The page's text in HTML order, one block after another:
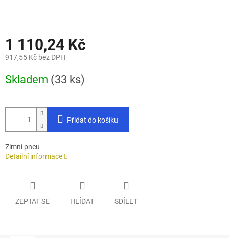
1 110,24 Kč
917,55 Kč bez DPH
cena:
Skladem (33 ks)
Přidat do košíku
Zimní pneu
Detailní informace
ZEPTAT SE HLÍDAT SDÍLET